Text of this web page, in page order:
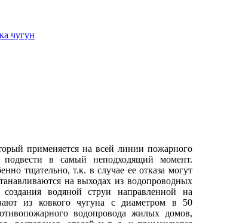
применяется на всей линии пожарного
подвести в самый неподходящий момент.
тщательно, т.к. в случае ее отказа могут
на выходах из водопроводных
водяной струи направленной на
из ковкого чугуна с диаметром в 50
водопровода жилых домов,